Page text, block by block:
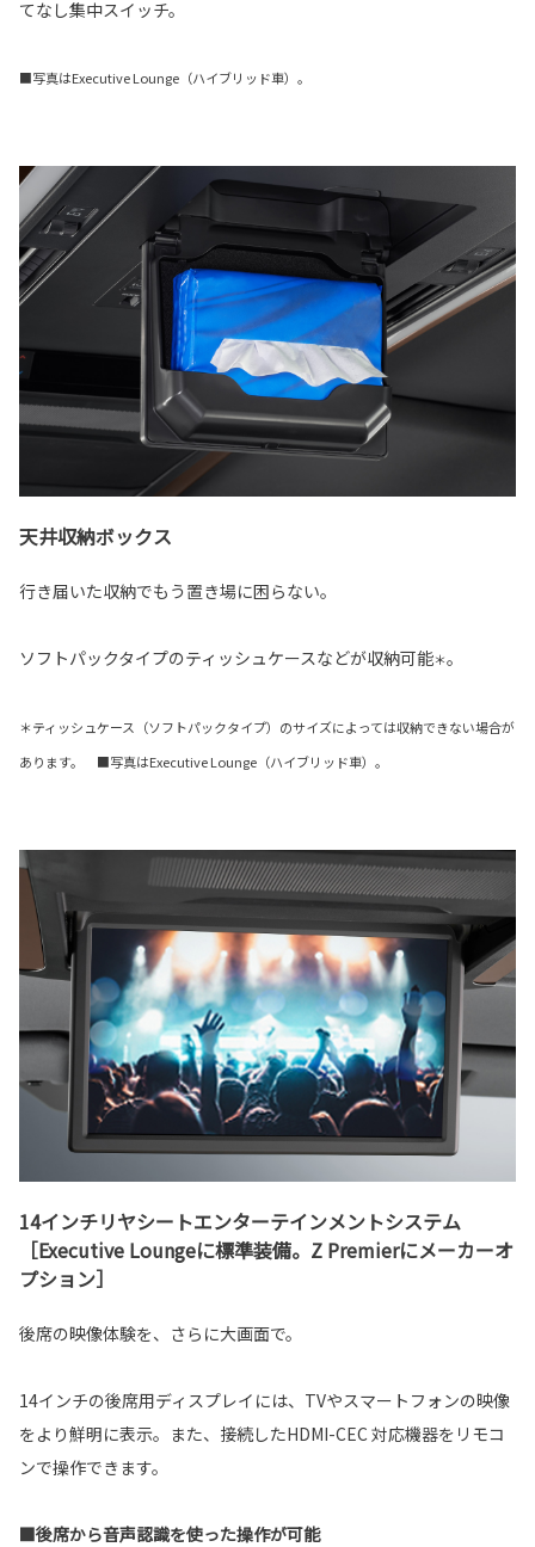
てなし集中スイッチ。
■写真はExecutive Lounge（ハイブリッド車）。
天井収納ボックス
行き届いた収納でもう置き場に困らない。
ソフトパックタイプのティッシュケースなどが収納可能＊。
＊ティッシュケース（ソフトパックタイプ）のサイズによっては収納できない場合が
あります。 ■写真はExecutive Lounge（ハイブリッド車）。
14インチリヤシートエンターテインメントシステム
［Executive Loungeに標準装備。Z Premierにメーカーオ
プション］
後席の映像体験を、さらに大画面で。
14インチの後席用ディスプレイには、TVやスマートフォンの映像
をより鮮明に表示。また、接続したHDMI-CEC 対応機器をリモコ
ンで操作できます。
■後席から音声認識を使った操作が可能